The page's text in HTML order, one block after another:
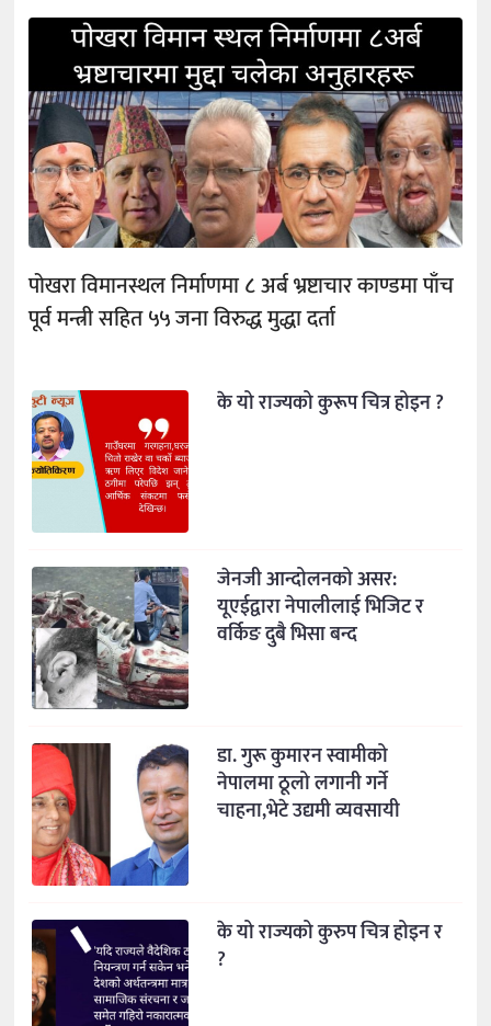
पोखरा विमानस्थल निर्माणमा ८ अर्ब भ्रष्टाचार काण्डमा पाँच
पूर्व मन्त्री सहित ५५ जना विरुद्ध मुद्धा दर्ता
के यो राज्यको कुरूप चित्र होइन ?
जेनजी आन्दोलनको असर:
यूएईद्वारा नेपालीलाई भिजिट र
वर्किङ दुबै भिसा बन्द
डा. गुरू कुमारन स्वामीको
नेपालमा ठूलो लगानी गर्ने
चाहना,भेटे उद्यमी व्यवसायी
के यो राज्यको कुरुप चित्र होइन र
?